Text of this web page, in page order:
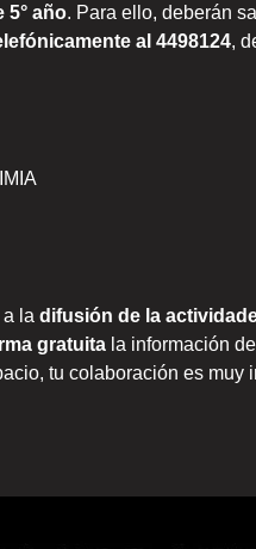
5° año. Para ello, deberán
al 4498124,
la difusión de la
gratuita la información
tu colaboración es muy